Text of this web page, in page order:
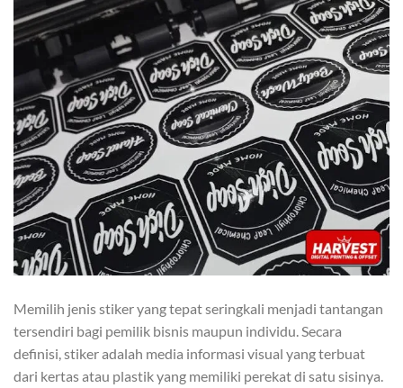
Memilih jenis stiker yang tepat seringkali menjadi tantangan
tersendiri bagi pemilik bisnis maupun individu. Secara
definisi, stiker adalah media informasi visual yang terbuat
dari kertas atau plastik yang memiliki perekat di satu sisinya.